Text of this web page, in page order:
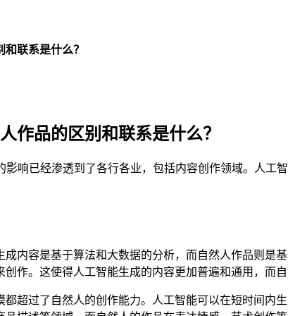
联系是什么？
作品的区别和联系是什么？
响已经渗透到了各行各业，包括内容创作领域。人
内容是基于算法和大数据的分析，而自然人作品则
作。这使得人工智能生成的内容更加普遍和通用，而
超过了自然人的创作能力。人工智能可以在短时间